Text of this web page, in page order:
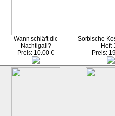
Wann schläft die
Nachtigall?
Preis: 10.00 €
Sorbische
Heft
Preis: